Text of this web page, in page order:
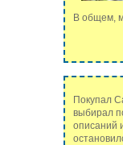
В общем,
Покупал
выбирал
описаний